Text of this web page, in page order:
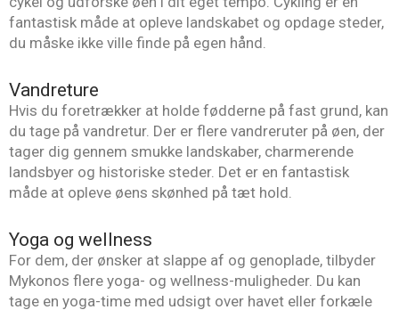
fantastisk måde at opleve landskabet og opdage steder,
du måske ikke ville finde på egen hånd.
Vandreture
Hvis du foretrækker at holde fødderne på fast grund, kan
du tage på vandretur. Der er flere vandreruter på øen, der
tager dig gennem smukke landskaber, charmerende
landsbyer og historiske steder. Det er en fantastisk
måde at opleve øens skønhed på tæt hold.
Yoga og wellness
For dem, der ønsker at slappe af og genoplade, tilbyder
Mykonos flere yoga- og wellness-muligheder. Du kan
tage en yoga-time med udsigt over havet eller forkæle